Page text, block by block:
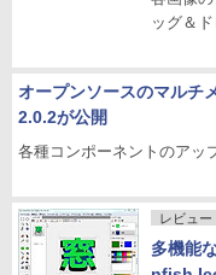
ッグ＆
オープンソースのマルチ
2.0.2が公開
各種コンポーネントのアッ
レビュー
多機能